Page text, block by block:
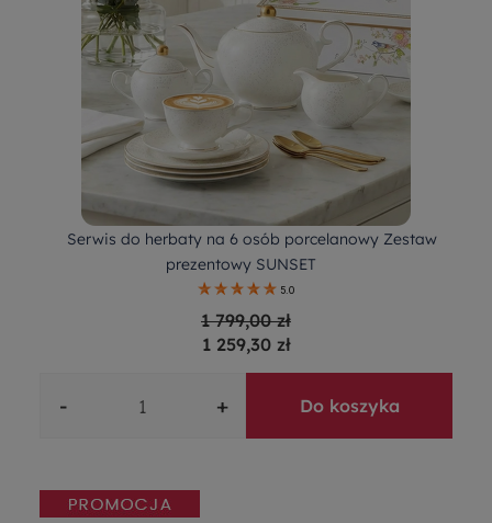
Serwis do herbaty na 6 osób porcelanowy Zestaw
prezentowy SUNSET
5.0
1 799,00 zł
1 259,30 zł
- + Do koszyka